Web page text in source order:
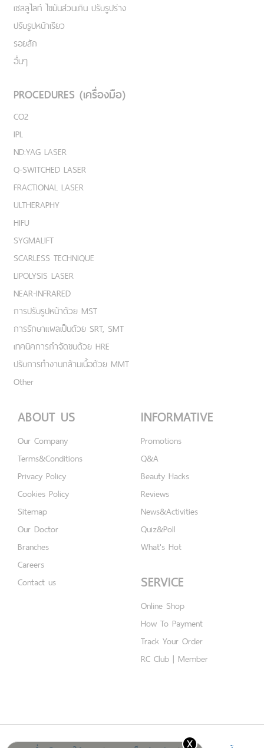
x
เชลลูไลท์ ไขมันส่วนเกิน ปรับรูปร่าง
ปรับรูปหน้าเรียว
รอยสัก
อื่นๆ
PROCEDURES (เครื่องมือ)
CO2
IPL
ND:YAG LASER
Q-SWITCHED LASER
FRACTIONAL LASER
ULTHERAPHY
HIFU
SYGMALIFT
SCARLESS TECHNIQUE
LIPOLYSIS LASER
NEAR-INFRARED
การปรับรูปหน้าด้วย MST
การรักษาแผลเป็นด้วย SRT, SMT
เทคนิคการกำจัดขนด้วย HRE
ปรับการทำงานกล้ามเนื้อด้วย MMT
Other
ABOUT US
Our Company
Terms&Conditions
Privacy Policy
Cookies Policy
Sitemap
Our Doctor
Branches
Careers
Contact us
INFORMATIVE
Promotions
Q&A
Beauty Hacks
Reviews
News&Activities
Quiz&Poll
What's Hot
SERVICE
Online Shop
How To Payment
Track Your Order
RC Club | Member